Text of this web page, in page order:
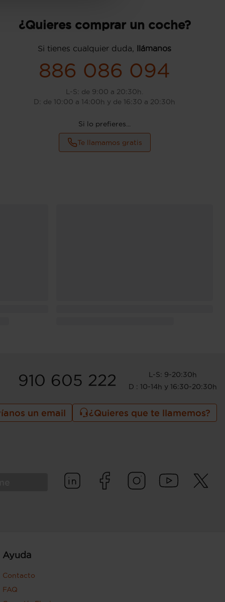
¿Quieres comprar un coche?
Si tienes cualquier duda, llámanos
886 086 094
L-S: de 9:00 a 20:30h.
D: de 10:00 a 14:00h y de 16:30 a 20:30h
Si lo prefieres...
Te llamamos gratis
910 605 222
L-S: 9-20:30h
D : 10-14h y 16:30-20:30h
un email ¿Quieres que te llamemos?
Ayuda
Contacto
FAQ